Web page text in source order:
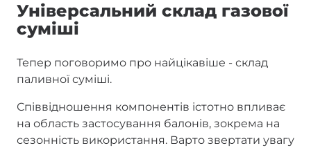
Універсальний склад газової
суміші
Тепер поговоримо про найцікавіше - склад
паливної суміші.
Співвідношення компонентів істотно впливає
на область застосування балонів, зокрема на
сезонність використання. Варто звертати увагу